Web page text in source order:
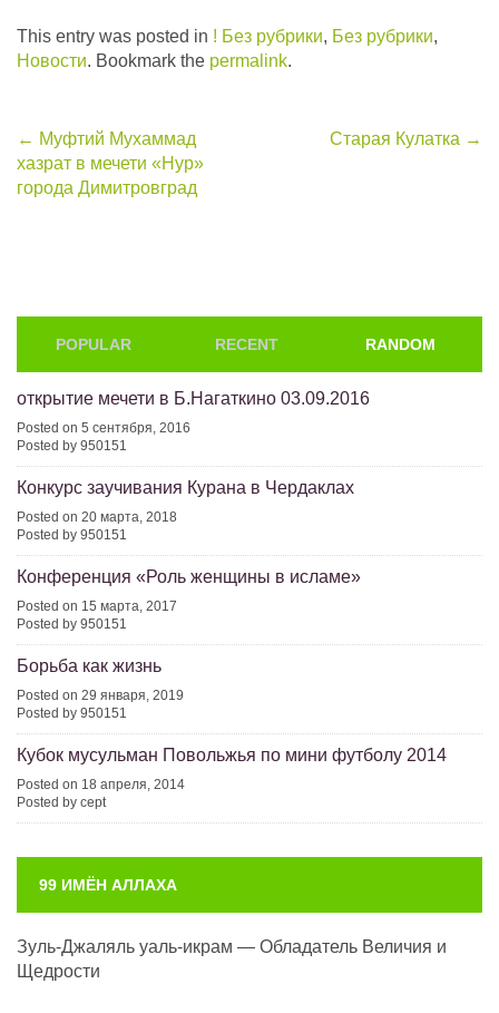
This entry was posted in ! Без рубрики, Без рубрики,
Новости. Bookmark the permalink.
Post
navigation
← Муфтий Мухаммад
хазрат в мечети «Нур»
города Димитровград
Старая Кулатка →
POPULAR RECENT RANDOM
открытие мечети в Б.Нагаткино 03.09.2016
Posted on 5 сентября, 2016
Posted by 950151
Конкурс заучивания Курана в Чердаклах
Posted on 20 марта, 2018
Posted by 950151
Конференция «Роль женщины в исламе»
Posted on 15 марта, 2017
Posted by 950151
Борьба как жизнь
Posted on 29 января, 2019
Posted by 950151
Кубок мусульман Повольжья по мини футболу 2014
Posted on 18 апреля, 2014
Posted by cept
99 ИМЁН АЛЛАХА
Зуль-Джаляль уаль-икрам — Обладатель Величия и
Щедрости